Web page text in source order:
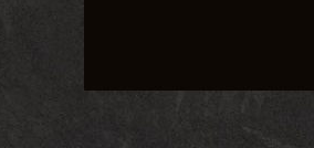
识志同道合的朋友。